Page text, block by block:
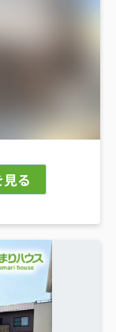
る